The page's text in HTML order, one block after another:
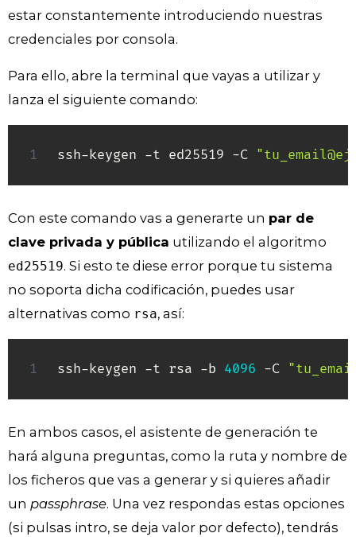
estar constantemente introduciendo nuestras
credenciales por consola.
Para ello, abre la terminal que vayas a utilizar y
lanza el siguiente comando:
ssh-keygen -t ed25519 -C
Con este comando vas a generarte un par de
clave privada y pública utilizando el algoritmo
ed25519. Si esto te diese error porque tu sistema
no soporta dicha codificación, puedes usar
alternativas como rsa, así:
ssh-keygen -t rsa -b 4096 -C
En ambos casos, el asistente de generación te
hará alguna preguntas, como la ruta y nombre de
los ficheros que vas a generar y si quieres añadir
un passphrase. Una vez respondas estas opciones
(si pulsas intro, se deja valor por defecto), tendrás